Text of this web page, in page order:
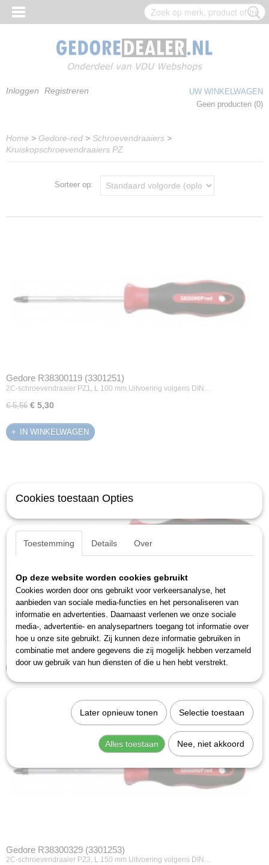
Inloggen Registreren
UW WINKELWAGEN
Geen producten (0)
Home > Gedore-red > Schroevendraaiers >
Kruiskopschroevendraaiers PZ
Sorteer op:
Gedore R38300119 (3301251)
2C-schroevendraaier PZ1, L 100 mm.Uitvoering volgens DIN…
€ 5,56 € 5,30
IN WINKELWAGEN
Gedore R38300219 (3301252)
2C-schroevendraaier PZ2, L 100 mm.Uitvoering volgens DIN…
€ 6,85 € 6,55
IN WINKELWAGEN
Gedore R38300329 (3301253)
2C-schroevendraaier PZ3, L 150 mm.Uitvoering volgens DIN…
Cookies toestaan Opties
Toestemming Details Over
Op deze website worden cookies gebruikt
Cookies worden door ons gebruikt voor verkeersanalyse, het
aanbieden van sociale media-functies en het personaliseren van
informatie en advertenties. Daarnaast verlenen we onze sociale
media-, advertentie- en analysepartners toegang tot informatie over
hoe u onze site gebruikt. Zij kunnen deze informatie gebruiken in
combinatie met andere gegevens die zij mogelijk hebben verzameld
door uw gebruik van hun diensten of die u hen hebt verstrekt.
Later opnieuw tonen Selectie toestaan
Alles toestaan Nee, niet akkoord